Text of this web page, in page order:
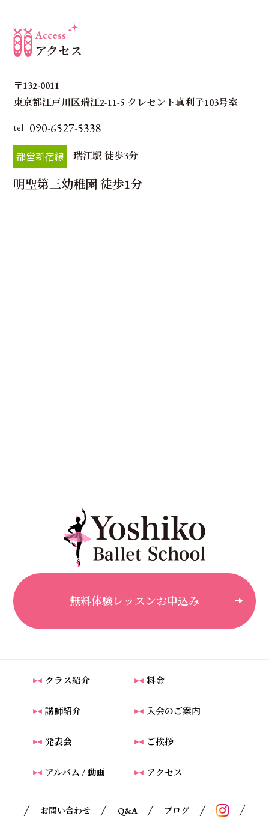
Access
アクセス
〒132-0011
東京都江戸川区瑞江2-11-5 クレセント真利子103号室
tel 090-6527-5338
都営新宿線 瑞江駅 徒歩3分
明聖第三幼稚園 徒歩1分
無料体験レッスンお申込み
クラス紹介 料金
講師紹介 入会のご案内
発表会 ご挨拶
アルバム / 動画 アクセス
お問い合わせ Q&A ブログ